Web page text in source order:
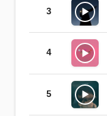
3
4
5